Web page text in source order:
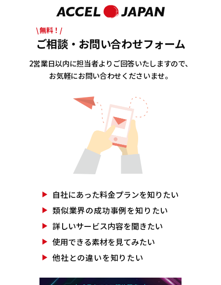
\ 無料！/
ご相談・お問い合わせフォーム
2営業日以内に担当者よりご回答いたしますので、
お気軽にお問い合わせくださいませ。
自社にあった料金プランを知りたい
類似業界の成功事例を知りたい
詳しいサービス内容を聞きたい
使用できる素材を見てみたい
他社との違いを知りたい